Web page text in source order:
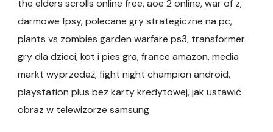
the elders scrolls online free, aoe 2 online, war of z,
darmowe fpsy, polecane gry strategiczne na pc,
plants vs zombies garden warfare ps3, transformer
gry dla dzieci, kot i pies gra, france amazon, media
markt wyprzedaż, fight night champion android,
playstation plus bez karty kredytowej, jak ustawić
obraz w telewizorze samsung